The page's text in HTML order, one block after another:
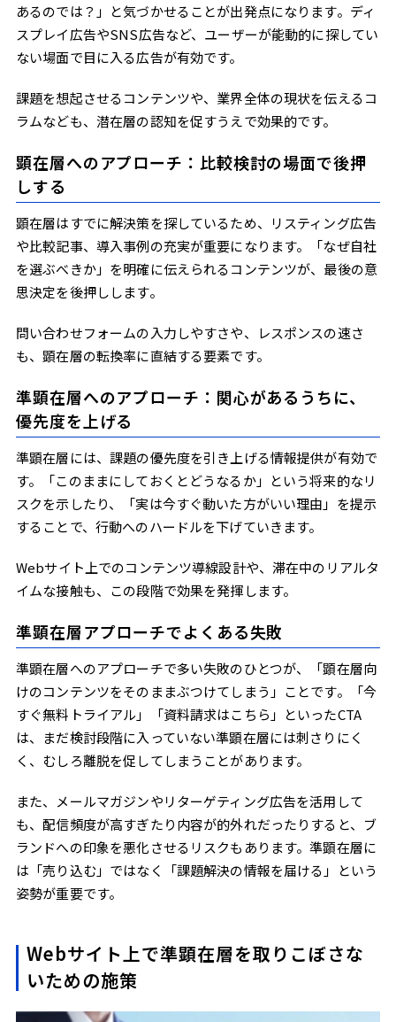
あるのでは？」と気づかせることが出発点になります。ディ
スプレイ広告やSNS広告など、ユーザーが能動的に探してい
ない場面で目に入る広告が有効です。
課題を想起させるコンテンツや、業界全体の現状を伝えるコ
ラムなども、潜在層の認知を促すうえで効果的です。
顕在層へのアプローチ：比較検討の場面で後押
しする
顕在層はすでに解決策を探しているため、リスティング広告
や比較記事、導入事例の充実が重要になります。「なぜ自社
を選ぶべきか」を明確に伝えられるコンテンツが、最後の意
思決定を後押しします。
問い合わせフォームの入力しやすさや、レスポンスの速さ
も、顕在層の転換率に直結する要素です。
準顕在層へのアプローチ：関心があるうちに、
優先度を上げる
準顕在層には、課題の優先度を引き上げる情報提供が有効で
す。「このままにしておくとどうなるか」という将来的なリ
スクを示したり、「実は今すぐ動いた方がいい理由」を提示
することで、行動へのハードルを下げていきます。
Webサイト上でのコンテンツ導線設計や、滞在中のリアルタ
イムな接触も、この段階で効果を発揮します。
準顕在層アプローチでよくある失敗
準顕在層へのアプローチで多い失敗のひとつが、「顕在層向
けのコンテンツをそのままぶつけてしまう」ことです。「今
すぐ無料トライアル」「資料請求はこちら」といったCTA
は、まだ検討段階に入っていない準顕在層には刺さりにく
く、むしろ離脱を促してしまうことがあります。
また、メールマガジンやリターゲティング広告を活用して
も、配信頻度が高すぎたり内容が的外れだったりすると、ブ
ランドへの印象を悪化させるリスクもあります。準顕在層に
は「売り込む」ではなく「課題解決の情報を届ける」という
姿勢が重要です。
Webサイト上で準顕在層を取りこぼさな
いための施策